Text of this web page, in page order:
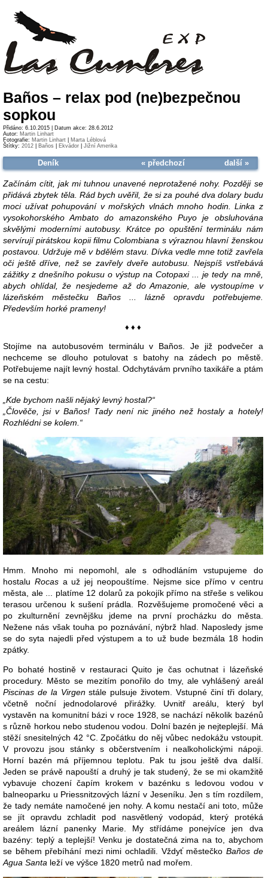
Baños – relax pod (ne)bezpečnou
sopkou
Přidáno: 6.10.2015 | Datum akce: 28.6.2012
Autor: Martin Linhart
Fotografie: Martin Linhart
Marta Léblová
Štítky: 2012 Baños Ekvádor Jižní Amerika
« předchozí
Deník další »
Začínám cítit, jak mi tuhnou unavené neprotažené nohy. Později se
přidává zbytek těla. Rád bych uvěřil, že si za pouhé dva dolary budu
moci užívat pohupování v mořských vlnách mnoho hodin. Linka z
vysokohorského Ambato do amazonského Puyo je obsluhována
skvělými moderními autobusy. Krátce po opuštění terminálu nám
servírují pirátskou kopii filmu Colombiana s výraznou hlavní ženskou
postavou. Udržuje mě v bdělém stavu. Dívka vedle mne totiž zavřela
oči ještě dříve, než se zavřely dveře autobusu. Nejspíš vstřebává
zážitky z dnešního pokusu o výstup na Cotopaxi ... je tedy na mně,
abych ohlídal, že nesjedeme až do Amazonie, ale vystoupíme v
lázeňském městečku Baños ... lázně opravdu potřebujeme.
Především horké prameny!
♦ ♦ ♦
Stojíme na autobusovém terminálu v Baños. Je již podvečer a
nechceme se dlouho potulovat s batohy na zádech po městě.
Potřebujeme najít levný hostal. Odchytávám prvního taxikáře a ptám
se na cestu:
„Kde bychom našli nějaký levný hostal?“
„Člověče, jsi v Baños! Tady není nic jiného než hostaly a hotely!
Rozhlédni se kolem.“
Hmm. Mnoho mi nepomohl, ale s odhodláním vstupujeme do
hostalu Rocasa už jej neopouštíme. Nejsme sice přímo v centru
města, ale ... platíme 12 dolarů za pokojík přímo na střeše s velikou
terasou určenou k sušení prádla. Rozvěšujeme promočené věci a
po zkulturnění zevnějšku jdeme na první procházku do města.
Nežene nás však touha po poznávání, nýbrž hlad. Naposledy jsme
se do syta najedli před výstupem a to už bude bezmála 18 hodin
zpátky.
Po bohaté hostině v restauraci Quito je čas ochutnat i lázeňské
procedury. Město se mezitím ponořilo do tmy, ale vyhlášený areál
Piscinas de la Virgenstále pulsuje životem. Vstupné činí tři dolary,
včetně noční jednodolarové přirážky. Uvnitř areálu, který byl
vystavěn na komunitní bázi v roce 1928, se nachází několik bazénů
s různě horkou nebo studenou vodou. Dolní bazén je nejteplejší. Má
stěží snesitelných 42 °C. Zpočátku do něj vůbec nedokážu vstoupit.
V provozu jsou stánky s občerstvením i nealkoholickými nápoji.
Horní bazén má příjemnou teplotu. Pak tu jsou ještě dva další.
Jeden se právě napouští a druhý je tak studený, že se mi okamžitě
vybavuje chození čapím krokem v bazénku s ledovou vodou v
balneoparku u Priessnitzových lázní v Jeseníku. Jen s tím rozdílem,
že tady nemáte namočené jen nohy. A komu nestačí ani toto, může
se jít opravdu zchladit pod nasvětlený vodopád, který protéká
areálem lázní panenky Marie. My střídáme ponejvíce jen dva
bazény: teplý a teplejší! Venku je dostatečná zima na to, abychom
se během přebíhání mezi nimi ochladili. Vždyť městečko Baños de
Agua Santa leží ve výšce 1820 metrů nad mořem.